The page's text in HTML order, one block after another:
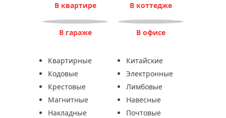
В квартире В коттедже
В гараже В офисе
Квартирные
Китайские
Кодовые
Электронные
Крестовые
Лимбовые
Магнитные
Навесные
Накладные
Почтовые